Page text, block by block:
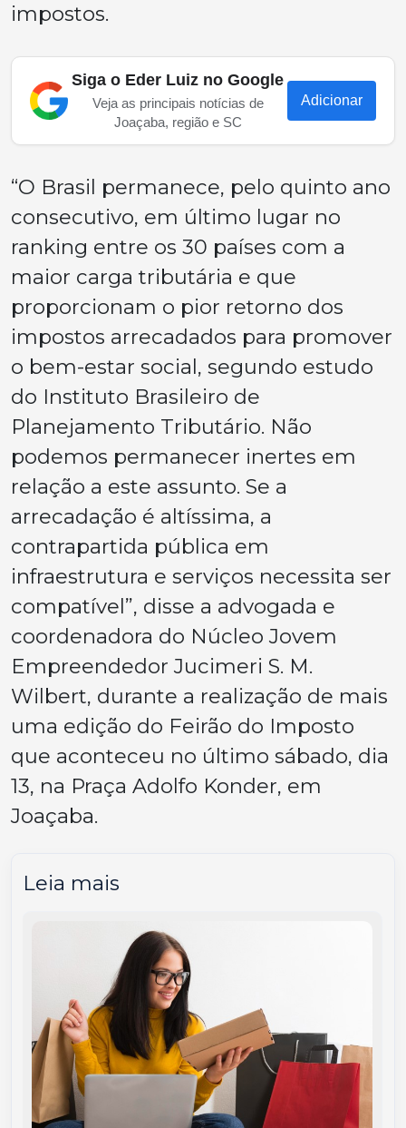
impostos.
Siga o Eder Luiz no Google
Veja as principais notícias de
Joaçaba, região e SC
Adicionar
“O Brasil permanece, pelo quinto ano
consecutivo, em último lugar no
ranking entre os 30 países com a
maior carga tributária e que
proporcionam o pior retorno dos
impostos arrecadados para promover
o bem-estar social, segundo estudo
do Instituto Brasileiro de
Planejamento Tributário. Não
podemos permanecer inertes em
relação a este assunto. Se a
arrecadação é altíssima, a
contrapartida pública em
infraestrutura e serviços necessita ser
compatível”, disse a advogada e
coordenadora do Núcleo Jovem
Empreendedor Jucimeri S. M.
Wilbert, durante a realização de mais
uma edição do Feirão do Imposto
que aconteceu no último sábado, dia
13, na Praça Adolfo Konder, em
Joaçaba.
Leia mais